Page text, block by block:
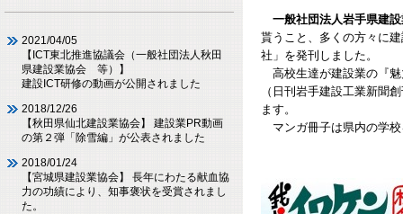
一般社団法人岩手県建
貰うこと、多くの方々に
社」を発刊しました。
高校生達が建設業の『魅
（日刊岩手建設工業新聞
ます。
マンガ冊子は県内の学校
2021/04/05
【ICT東北推進協議会（一般社団法人秋田
県建設業協会 等）】
建設ICT研修の動画が公開されました
2018/12/26
【秋田県仙北建設業協会】 建設業PR動画
の第２弾「除雪編」が公表されました
2018/01/24
【宮城県建設業協会】 長年にわたる献血協
力の功績により、知事褒状を受賞されまし
た。